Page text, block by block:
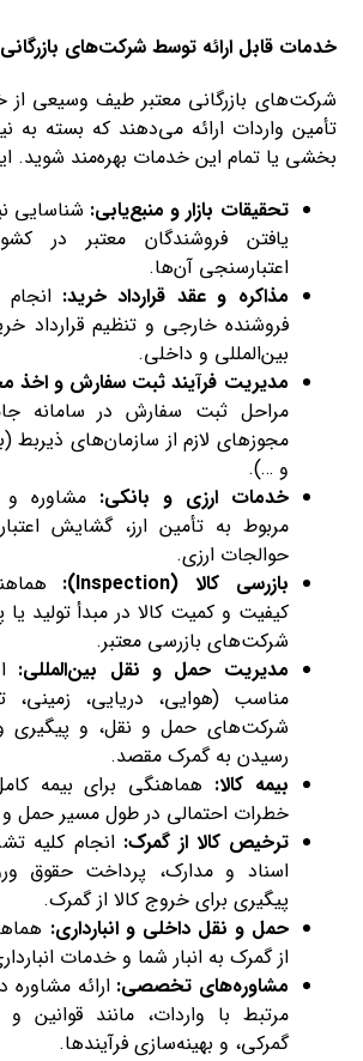
خدمات قابل ارائه توسط شرکت‌های
شرکت‌های بازرگانی معتبر طیف وسیعی از
تأمین واردات ارائه می‌دهند که بسته به
بخشی یا تمام این خدمات بهره‌مند شوید.
تحقیقات بازار و منبع‌یابی: شناسایی
یافتن فروشندگان معتبر در
اعتبارسنجی آن‌ها.
مذاکره و عقد قرارداد خرید:
فروشنده خارجی و تنظیم قرارداد
بین‌المللی و داخلی.
مدیریت فرآیند ثبت سفارش و اخذ
مراحل ثبت سفارش در سامانه
مجوزهای لازم از سازمان‌های ذیربط
و …).
خدمات ارزی و بانکی: مشاوره و
مربوط به تأمین ارز، گشایش
حوالجات ارزی.
بازرسی کالا (Inspection):
کیفیت و کمیت کالا در مبدأ تولید
شرکت‌های بازرسی معتبر.
مدیریت حمل و نقل بین‌المللی:
مناسب (هوایی، دریایی، زمینی،
شرکت‌های حمل و نقل، و پیگیری
رسیدن به گمرک مقصد.
بیمه کالا: هماهنگی برای بیمه
خطرات احتمالی در طول مسیر حمل
ترخیص کالا از گمرک: انجام کلیه
اسناد و مدارک، پرداخت حقوق
پیگیری برای خروج کالا از گمرک.
حمل و نقل داخلی و انبارداری:
از گمرک به انبار شما و خدمات
مشاوره‌های تخصصی: ارائه
مرتبط با واردات، مانند قوانین و
گمرکی، و بهینه‌سازی فرآیندها.